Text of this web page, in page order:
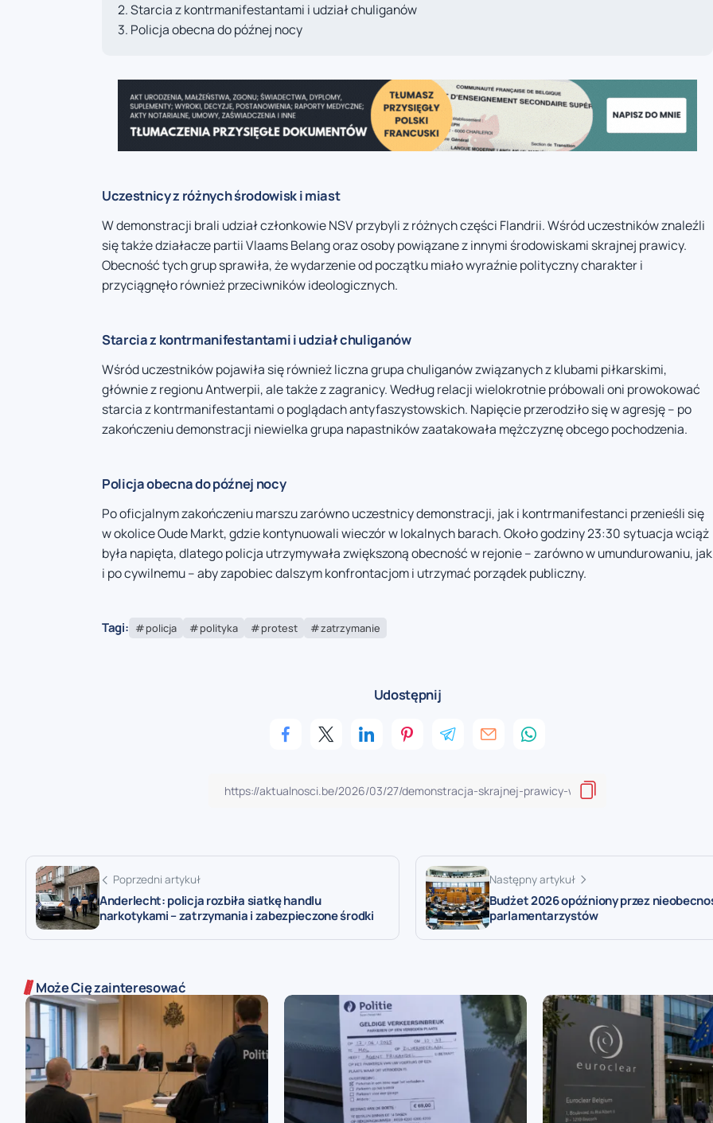
Starcia z kontrmanifestantami i udział chuliganów
Policja obecna do późnej nocy
Uczestnicy z różnych środowisk i miast
W demonstracji brali udział członkowie NSV przybyli z różnych części Flandrii. Wśród uczestników znaleźli
się także działacze partii Vlaams Belang oraz osoby powiązane z innymi środowiskami skrajnej prawicy.
Obecność tych grup sprawiła, że wydarzenie od początku miało wyraźnie polityczny charakter i
przyciągnęło również przeciwników ideologicznych.
Starcia z kontrmanifestantami i udział chuliganów
Wśród uczestników pojawiła się również liczna grupa chuliganów związanych z klubami piłkarskimi,
głównie z regionu Antwerpii, ale także z zagranicy. Według relacji wielokrotnie próbowali oni prowokować
starcia z kontrmanifestantami o poglądach antyfaszystowskich. Napięcie przerodziło się w agresję – po
zakończeniu demonstracji niewielka grupa napastników zaatakowała mężczyznę obcego pochodzenia.
Policja obecna do późnej nocy
Po oficjalnym zakończeniu marszu zarówno uczestnicy demonstracji, jak i kontrmanifestanci przenieśli się
w okolice Oude Markt, gdzie kontynuowali wieczór w lokalnych barach. Około godziny 23:30 sytuacja wciąż
była napięta, dlatego policja utrzymywała zwiększoną obecność w rejonie – zarówno w umundurowaniu, jak
i po cywilnemu – aby zapobiec dalszym konfrontacjom i utrzymać porządek publiczny.
Tagi: policja polityka protest zatrzymanie
Udostępnij
Poprzedni artykuł
Anderlecht: policja rozbiła siatkę handlu
narkotykami – zatrzymania i zabezpieczone środki
Następny artykuł
Budżet 2026 opóźniony przez
parlamentarzystów
Może Cię zainteresować